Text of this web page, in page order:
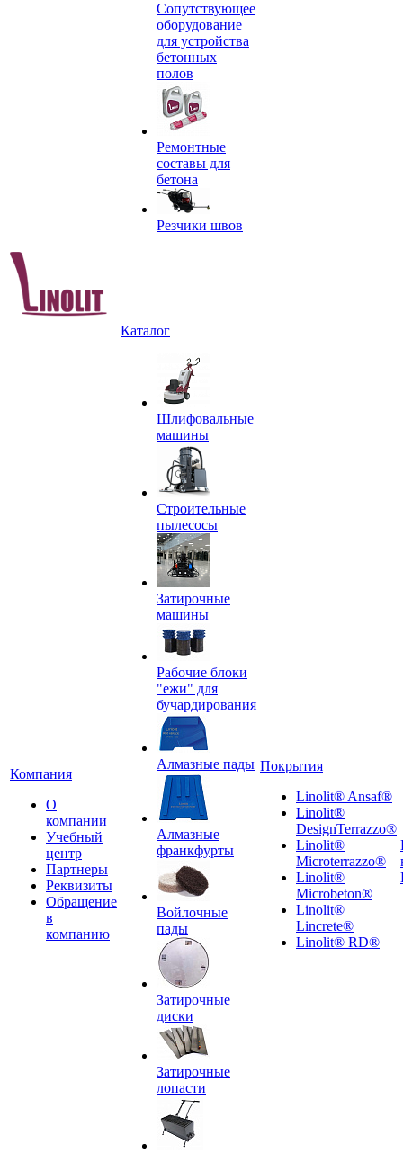
Сопутствующее
оборудование
для устройства
бетонных
полов
Ремонтные
составы для
бетона
Резчики швов
Компания
О
компании
Учебный
центр
Партнеры
Реквизиты
Обращение
в
компанию
Каталог
Шлифовальные
машины
Строительные
пылесосы
Затирочные
машины
Рабочие блоки
"ежи" для
бучардирования
Алмазные пады
Алмазные
франкфурты
Войлочные
пады
Затирочные
диски
Затирочные
лопасти
Покрытия
Linolit® Ansaf®
Linolit®
DesignTerrazzo®
Linolit®
Microterrazzo®
Linolit®
Microbeton®
Linolit®
Lincrete®
Linolit® RD®